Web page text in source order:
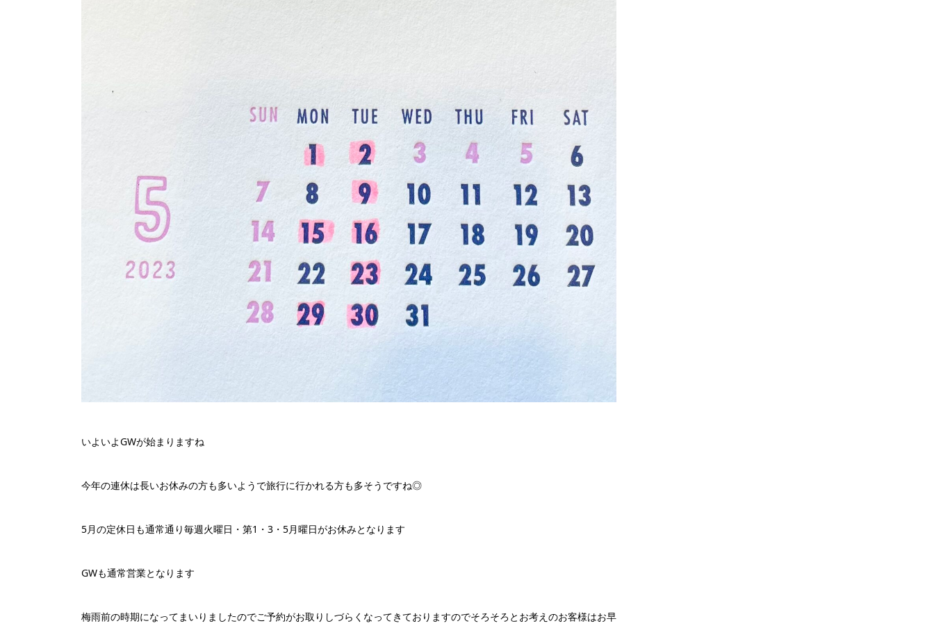
いよいよGWが始まりますね
今年の連休は長いお休みの方も多いようで旅行に行かれる方も多そうですね◎
5月の定休日も通常通り毎週火曜日・第1・3・5月曜日がお休みとなります
GWも通常営業となります
梅雨前の時期になってまいりましたのでご予約がお取りしづらくなってきておりますのでそろそろとお考えのお客様はお早